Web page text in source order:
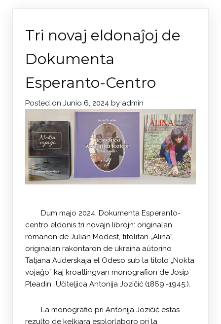
Tri novaj eldonaĵoj de
Dokumenta
Esperanto-Centro
Posted on Junio 6, 2024 by admin
Dum majo 2024, Dokumenta Esperanto-
centro eldonis tri novajn librojn: originalan
romanon de Julian Modest, titolitan „Alina”,
originalan rakontaron de ukraina aŭtorino
Tatjana Auderskaja el Odeso sub la titolo „Nokta
vojaĝo” kaj kroatlingvan monografion de Josip
Pleadin „Učiteljica Antonija Jozičić (1869.-1945.).
La monografio pri Antonija Jozičić estas
rezulto de kelkjara esplorlaboro pri la